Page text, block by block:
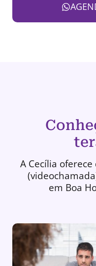
A Cecília
em Boa